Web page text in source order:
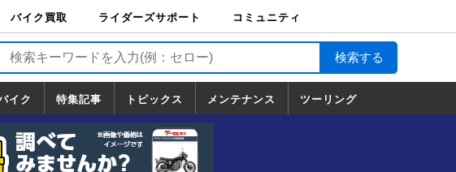
バイク買取
バイク買取
ライダーズサポート
ライダーズサポート
TOP
バイク輸送
バイクガレージライ
フ
バイク車両保険
ロードサービス
バイク試乗
コミュニティ
イク
イク
特集記事 トピックス
トピックス
一覧
ホンダ
ヤマハ
スズキ
カワサキ
ハーレーダ
ビッドソン
BMW
ドゥカティ
トライアン
フ
メンテナンス ツーリング